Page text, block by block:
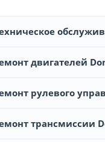
двигателей
рулевого
трансмиссии